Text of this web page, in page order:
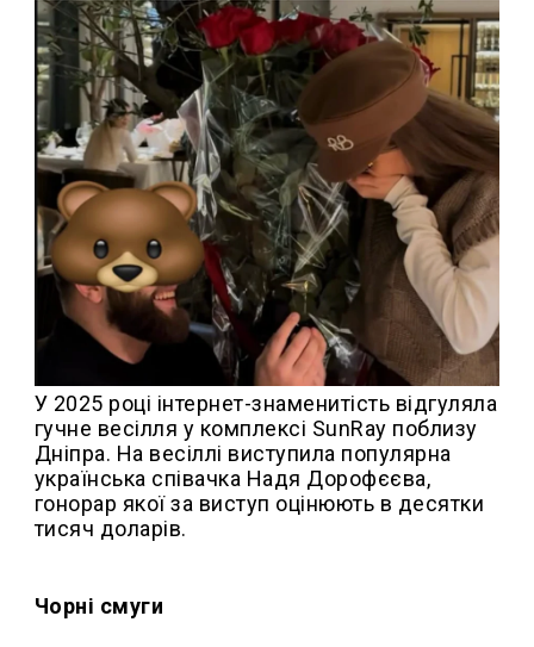
У 2025 році інтернет-знаменитість відгуляла
гучне весілля у комплексі SunRay поблизу
Дніпра. На весіллі виступила популярна
українська співачка Надя Дорофєєва,
гонорар якої за виступ оцінюють в десятки
тисяч доларів.
Чорні смуги